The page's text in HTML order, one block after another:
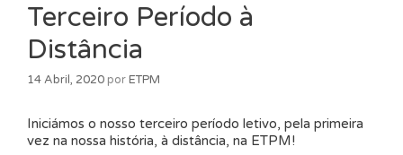
Terceiro Período à
Distância
14 Abril, 2020 porETPM
Iniciámos o nosso terceiro período letivo, pela primeira
vez na nossa história, à distância, na ETPM!